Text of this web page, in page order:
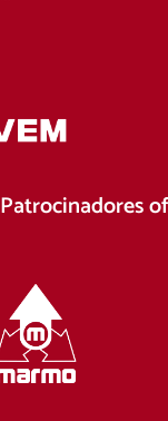
Patrocinadores